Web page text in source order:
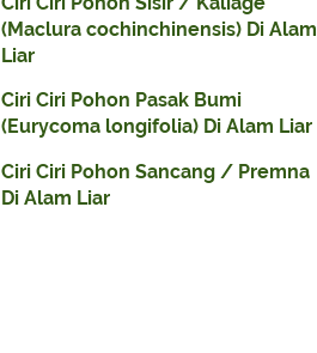
(Maclura cochinchinensis) Di Alam
Liar
Ciri Ciri Pohon Pasak Bumi
(Eurycoma longifolia) Di Alam Liar
Ciri Ciri Pohon Sancang / Premna
Di Alam Liar